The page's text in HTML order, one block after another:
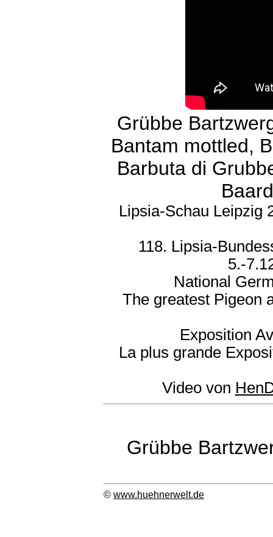
Grübbe
Bantam mottled,
Barbuta di
Lipsia-Schau Leipzig
118. Lipsia-
5.-
National
The greatest Pigeon
Exposition
La plus grande
Video von
Grübbe
© www.huehnerwelt.de